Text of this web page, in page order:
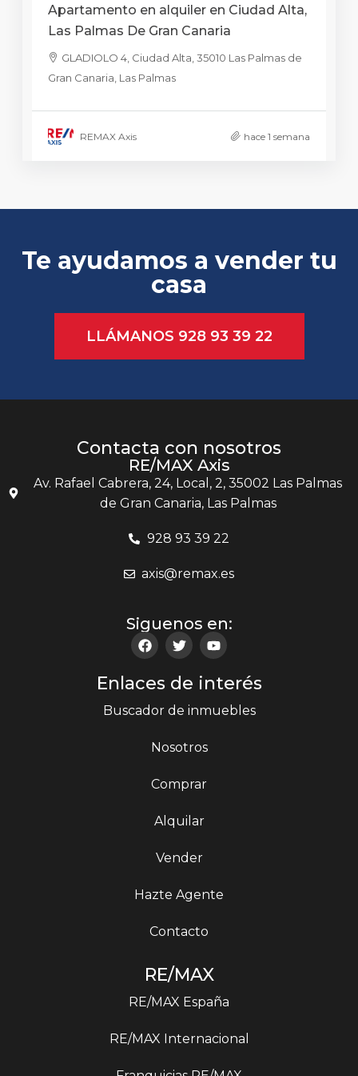
Apartamento en alquiler en Ciudad Alta,
Las Palmas De Gran Canaria
GLADIOLO 4, Ciudad Alta, 35010 Las Palmas de
Gran Canaria, Las Palmas
REMAX Axis hace 1 semana
Te ayudamos a vender tu
casa
LLÁMANOS 928 93 39 22
Contacta con nosotros
RE/MAX Axis
Av. Rafael Cabrera, 24, Local, 2, 35002 Las Palmas
de Gran Canaria, Las Palmas
928 93 39 22
axis@remax.es
Siguenos en:
Enlaces de interés
Buscador de inmuebles
Nosotros
Comprar
Alquilar
Vender
Hazte Agente
Contacto
RE/MAX
RE/MAX España
RE/MAX Internacional